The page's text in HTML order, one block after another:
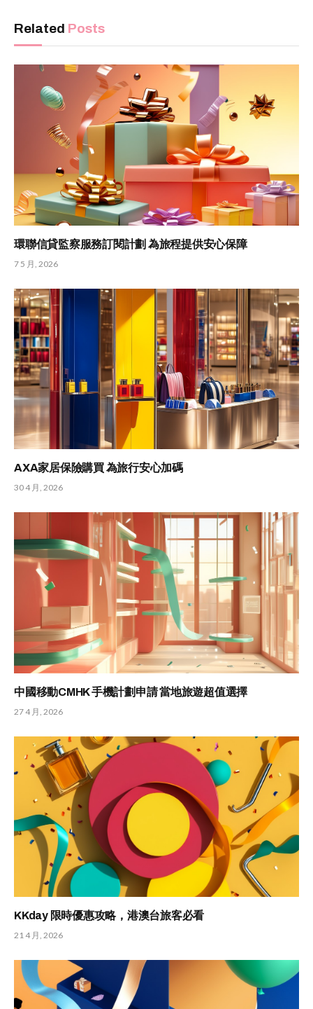
Related Posts
環聯信貸監察服務訂閱計劃 為旅程提供安心保障
7 5 月, 2026
AXA家居保險購買 為旅行安心加碼
30 4 月, 2026
中國移動CMHK 手機計劃申請 當地旅遊超值選擇
27 4 月, 2026
KKday 限時優惠攻略，港澳台旅客必看
21 4 月, 2026